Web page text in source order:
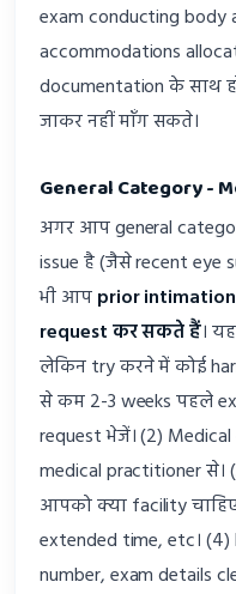
exam conducting body
accommodations
documentation के साथ
जाकर नहीं माँग सकते।
General Category -
अगर आप general
issue है (जैसे recent eye
भी आपprior
request कर सकते हैं।
लेकिन try करने में कोई
से कम 2-3 weeks पहले
request भेजें। (2)
medical practitioner से।
आपको क्या facility
extended time, etc।
number, exam details